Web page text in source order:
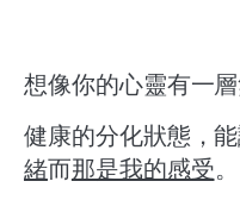
想像你的心靈有一層
健康的分化狀態，
緒而那是我的感受。